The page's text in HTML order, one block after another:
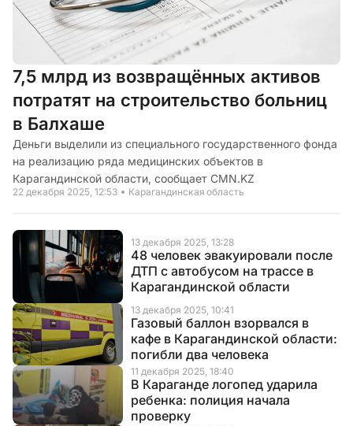
7,5 млрд из возвращённых активов
потратят на строительство больниц
в Балхаше
Деньги выделили из специального государственного фонда
на реализацию ряда медицинских объектов в
Карагандинской области, сообщает CMN.KZ
22 декабря 2025, 12:53 Карагандинская область
48 человек эвакуировали после
ДТП с автобусом на трассе в
Карагандинской области
13 декабря 2025, 13:28
Газовый баллон взорвался в
кафе в Карагандинской области:
погибли два человека
13 декабря 2025, 10:41
В Караганде логопед ударила
ребенка: полиция начала
проверку
11 декабря 2025, 18:40